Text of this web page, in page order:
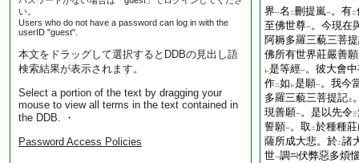
い。
Users who do not have a password can log in with the
userID "guest".
本文をドラッグして選択するとDDBの見出し語
検索結果が表示されます。
Select a portion of the text by dragging your
mouse to view all terms in the text contained in
the DDB. ・
Password Access Policies
界一名 二刪提嵐一。有二
至佛世尊一。今現在
阿耨多羅三藐三菩
佛所有世界莊嚴善
レ是等經一。彼大會
作二如 レ是願一。我今
多羅三藐三菩提記 上
現善願一。是以先令三
誓願一。取 二於種種
薩所成大悲。於二諸
世一調
伏弊惡多煩